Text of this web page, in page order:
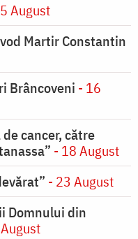
August
Martir Constantin
Brâncoveni - 16
cancer, către
- 18 August
- 23 August
Domnului din